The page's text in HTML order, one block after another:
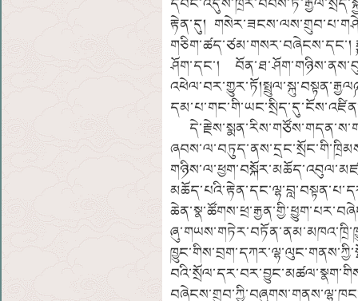
རྟེན་དུ།
གཅིག་ཚད་ཙམ་གསར་བཞེངས་དང་།
ཤོག་དང་།